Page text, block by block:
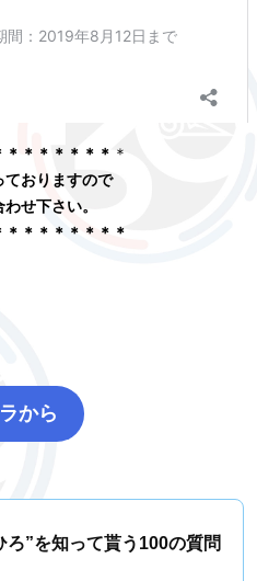
＊＊＊＊＊＊ ＊
おりますので
せ下さい。
＊＊＊＊＊＊＊
から
ろ”を知って貰う100の質問